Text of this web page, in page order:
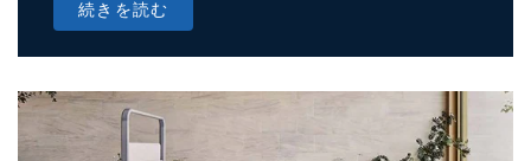
続きを読む